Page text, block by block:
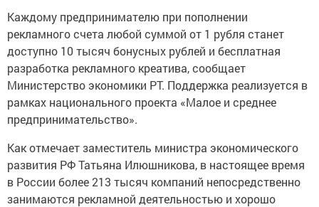
Каждому предпринимателю при пополнении
рекламного счета любой суммой от 1 рубля станет
доступно 10 тысяч бонусных рублей и бесплатная
разработка рекламного креатива, сообщает
Министерство экономики РТ. Поддержка реализуется в
рамках национального проекта «Малое и среднее
предпринимательство».
Как отмечает заместитель министра экономического
развития РФ Татьяна Илюшникова, в настоящее время
в России более 213 тысяч компаний непосредственно
занимаются рекламной деятельностью и хорошо